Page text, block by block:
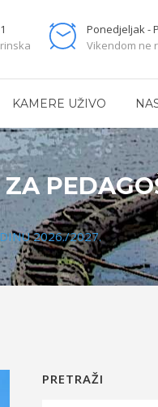
Ponedjeljak -
Vikendom ne
KAMERE UŽIVO
2026./2027.
PRETRAŽI